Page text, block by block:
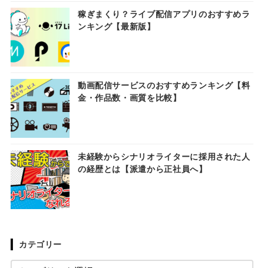
稼ぎまくり？ライブ配信アプリのおすすめラ
ンキング【最新版】
動画配信サービスのおすすめランキング【料
金・作品数・画質を比較】
未経験からシナリオライターに採用された人
の経歴とは【派遣から正社員へ】
カテゴリー